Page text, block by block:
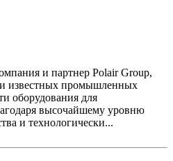
и партнер Polair Group,
известных промышленных
оборудования для
высочайшему уровню
и технологически...